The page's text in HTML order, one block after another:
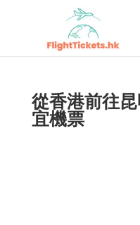
從香港前往
宜機票